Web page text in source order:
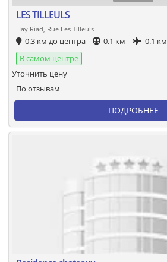
LES TILLEULS
Hay Riad, Rue Les Tilleuls
0.3 км до центра 0.1 км
0.1 км
В самом центре
По отзывам
Уточнить цену
ПОДРОБНЕЕ